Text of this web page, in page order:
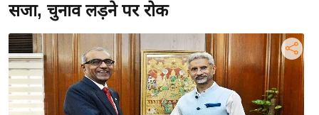
र
रा
ष्ट्री
य
अं
सजा, चुनाव लड़ने पर रोक